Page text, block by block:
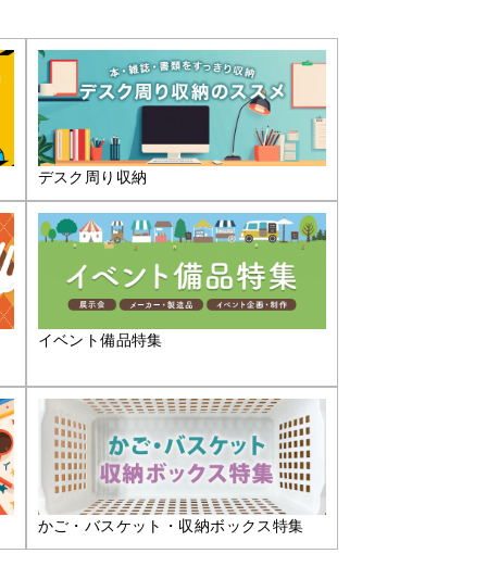
デスク周り収納
イベント備品特集
かご・バスケット・収納ボックス特集